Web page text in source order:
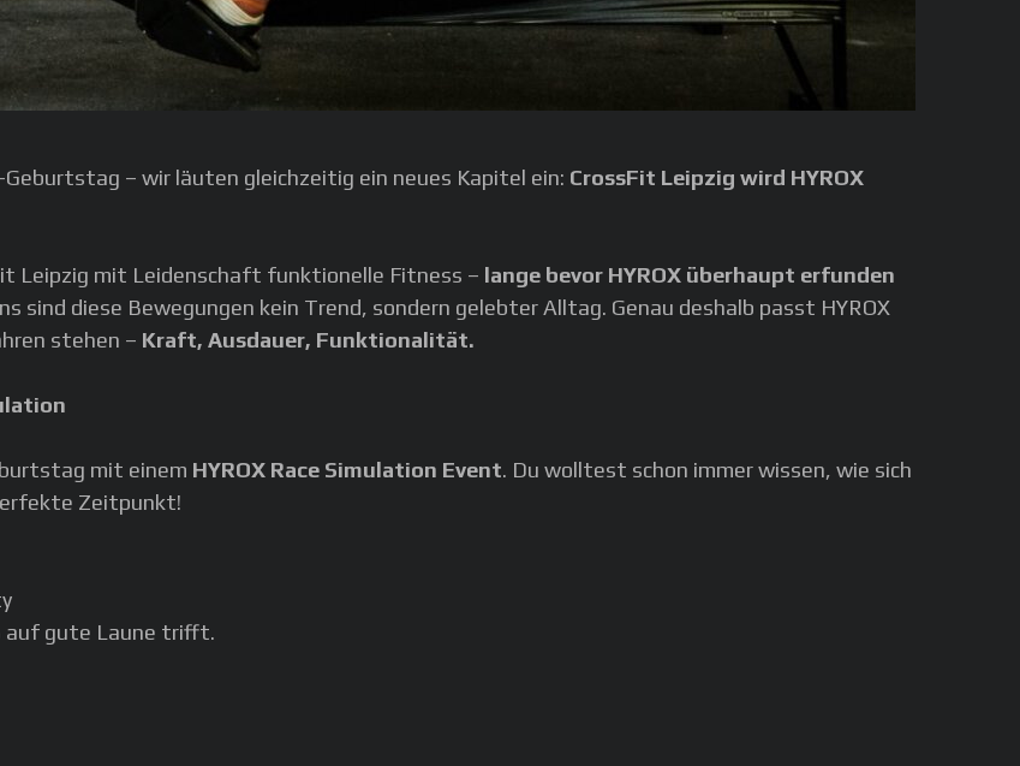
– wir läuten gleichzeitig ein neues Kapitel ein: CrossFit Leipzig wird HYROX
Leipzig mit Leidenschaft funktionelle Fitness – lange bevor HYROX überhaupt erfunden
sind diese Bewegungen kein Trend, sondern gelebter Alltag. Genau deshalb passt HYROX
stehen – Kraft, Ausdauer, Funktionalität.
mit einem HYROX Race Simulation Event. Du wolltest schon immer wissen, wie sich
Zeitpunkt!
auf gute Laune trifft.